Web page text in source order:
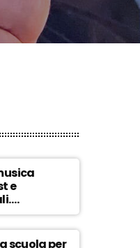
e
in onda
scuola per